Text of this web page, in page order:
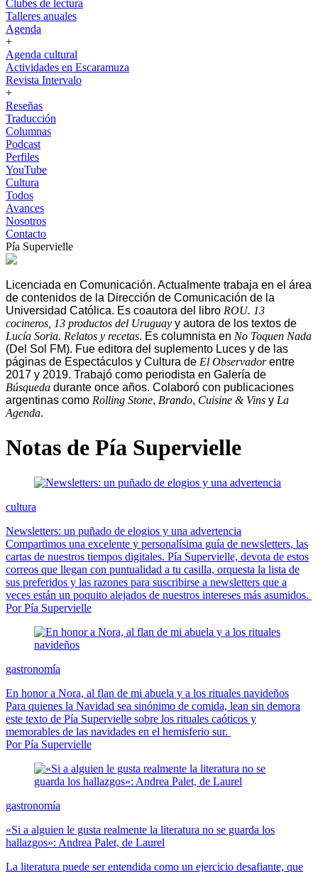
Clubes de lectura
Talleres anuales
Agenda
+
Agenda cultural
Actividades en Escaramuza
Revista Intervalo
+
Reseñas
Traducción
Columnas
Podcast
Perfiles
YouTube
Cultura
Todos
Avances
Nosotros
Contacto
Pía Supervielle
Licenciada en Comunicación. Actualmente trabaja en el área
de contenidos de la Dirección de Comunicación de la
Universidad Católica. Es coautora del libro ROU. 13
cocineros, 13 productos del Uruguay y autora de los textos de
Lucía Soria. Relatos y recetas. Es columnista en No Toquen Nada
(Del Sol FM). Fue editora del suplemento Luces y de las
páginas de Espectáculos y Cultura de El Observadorentre
2017 y 2019. Trabajó como periodista en Galería de
Búsqueda durante once años. Colaboró con publicaciones
argentinas como Rolling Stone, Brando, Cuisine & Vins y La
Agenda.
Notas de Pía Supervielle
cultura
Newsletters: un puñado de elogios y una advertencia
Compartimos una excelente y personalísima guía de newsletters, las
cartas de nuestros tiempos digitales. Pía Supervielle, devota de estos
correos que llegan con puntualidad a tu casilla, orquesta la lista de
sus preferidos y las razones para suscribirse a newsletters que a
veces están un poquito alejados de nuestros intereses más asumidos.
Por Pía Supervielle
gastronomía
En honor a Nora, al flan de mi abuela y a los rituales navideños
Para quienes la Navidad sea sinónimo de comida, lean sin demora
este texto de Pía Supervielle sobre los rituales caóticos y
memorables de las navidades en el hemisferio sur.
Por Pía Supervielle
gastronomía
«Si a alguien le gusta realmente la literatura no se guarda los
hallazgos»: Andrea Palet, de Laurel
La literatura puede ser entendida como un ejercicio desafiante, que